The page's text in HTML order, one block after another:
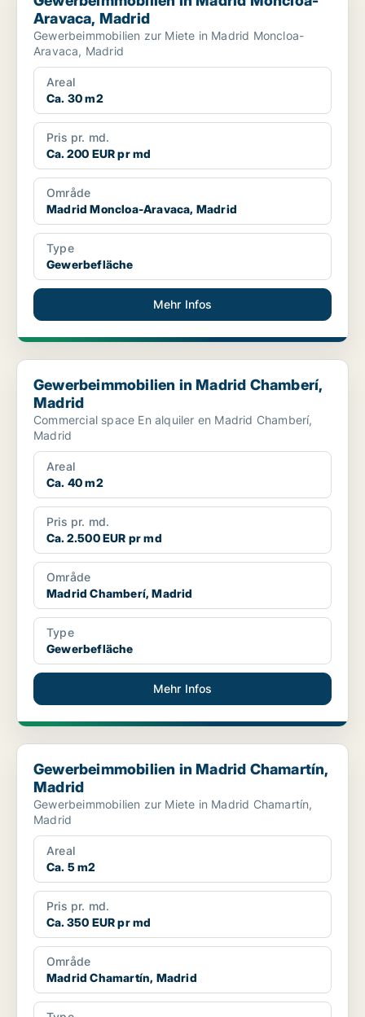
Aravaca, Madrid
Gewerbeimmobilien zur Miete in Madrid Moncloa-
Aravaca, Madrid
Areal
Ca. 30 m2
Pris pr. md.
Ca. 200 EUR pr md
Område
Madrid Moncloa-Aravaca, Madrid
Type
Gewerbefläche
Mehr Infos
Gewerbeimmobilien in Madrid Chamberí, Madrid
Gewerbeimmobilien in Madrid Chamberí,
Madrid
Commercial space En alquiler en Madrid Chamberí,
Madrid
Areal
Ca. 40 m2
Pris pr. md.
Ca. 2.500 EUR pr md
Område
Madrid Chamberí, Madrid
Type
Gewerbefläche
Mehr Infos
Gewerbeimmobilien in Madrid Chamartín, Madrid
Gewerbeimmobilien in Madrid Chamartín,
Madrid
Gewerbeimmobilien zur Miete in Madrid Chamartín,
Madrid
Areal
Ca. 5 m2
Pris pr. md.
Ca. 350 EUR pr md
Område
Madrid Chamartín, Madrid